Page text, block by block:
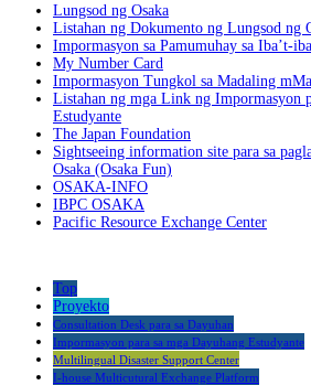
Lungsod ng Osaka
Listahan ng Dokumento ng Lungsod ng
Impormasyon sa Pamumuhay sa Iba’t-
My Number Card
Impormasyon Tungkol sa Madaling
Listahan ng mga Link ng Impormasyon
Estudyante
The Japan Foundation
Sightseeing information site para sa
Osaka (Osaka Fun)
OSAKA-INFO
IBPC OSAKA
Pacific Resource Exchange Center
Top
Proyekto
Consultation Desk para sa Dayuhan
Impormasyon para sa mga Dayuhang Estudyante
Multilingual Disaster Support Center
I-house Multicutural Exchange Platform